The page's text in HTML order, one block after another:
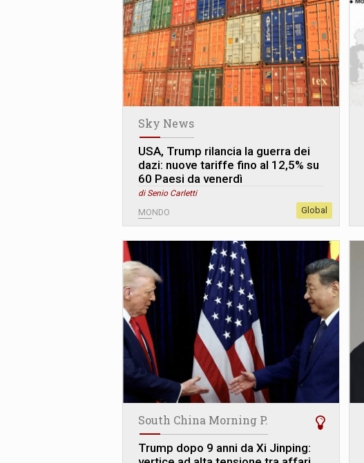
Sky News
USA, Trump rilancia la guerra dei
dazi: nuove tariffe fino al 12,5% su
60 Paesi da venerdì
di Senio Carletti
MONDO Global
South China Morning P.
Trump dopo 9 anni da Xi Jinping: